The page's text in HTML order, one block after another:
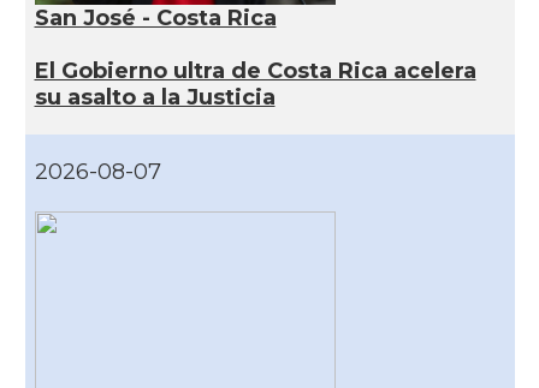
San José - Costa Rica
El Gobierno ultra de Costa Rica acelera
su asalto a la Justicia
2026-08-07